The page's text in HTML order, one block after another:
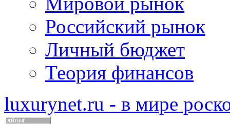
Российский рынок
Личный бюджет
Теория финансов
luxurynet.ru - в мире